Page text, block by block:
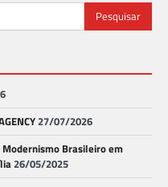
27/07/2026
Modernismo Brasileiro em
26/05/2025